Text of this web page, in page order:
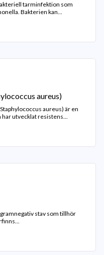
tarminfektion som
Bakterien kan...
aureus)
aureus) är en
har utvecklat resistens...
stav som tillhör